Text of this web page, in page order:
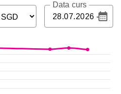
Data curs